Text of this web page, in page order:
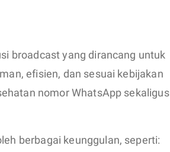
broadcast yang dirancang untuk
efisien, dan sesuai kebijakan
nomor WhatsApp sekaligus
berbagai keunggulan, seperti: